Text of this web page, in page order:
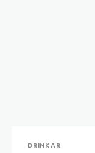
DRINKAR